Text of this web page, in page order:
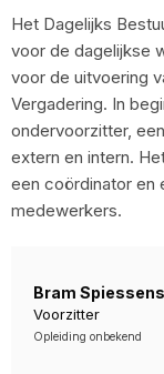
Het Dagelijks
voor de dagelijkse
voor de uitvoering
Vergadering. In
ondervoorzitter,
extern en intern.
een coördinator en
medewerkers.
Bram Spiessens
Voorzitter
Opleiding onbekend